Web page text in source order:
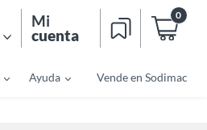
Mi
cuenta
0
Ayuda Vende en Sodimac